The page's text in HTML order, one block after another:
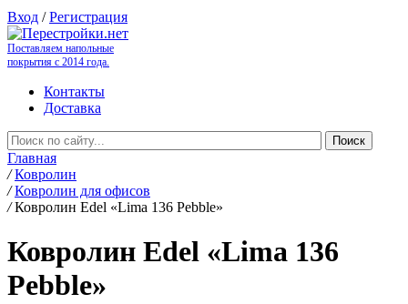
Вход /Регистрация
Поставляем напольные
покрытия с 2014 года.
Контакты
Доставка
Главная
/ Ковролин
/ Ковролин для офисов
/ Ковролин Edel «Lima 136 Pebble»
Ковролин Edel «Lima 136
Pebble»